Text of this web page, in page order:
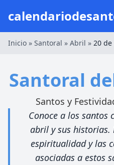
Inicio » Santoral » Abril » 20
Santoral
Santos y
Conoce a los santos
abril y sus historias.
espiritualidad y las
asociadas a estos